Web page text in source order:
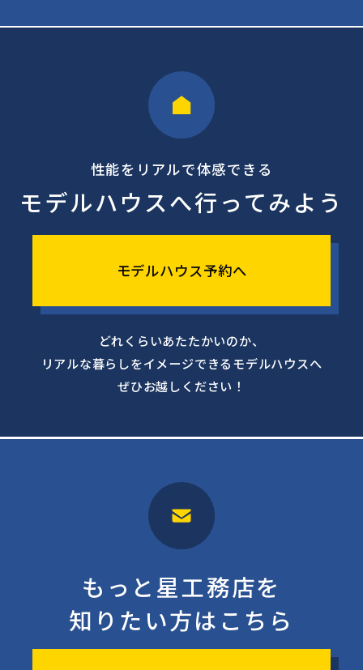
性能をリアルで体感できる
モデルハウスへ行ってみよう
モデルハウス予約へ
どれくらいあたたかいのか、
リアルな暮らしをイメージできるモデルハウスへ
ぜひお越しください！
もっと星工務店を
知りたい方はこちら